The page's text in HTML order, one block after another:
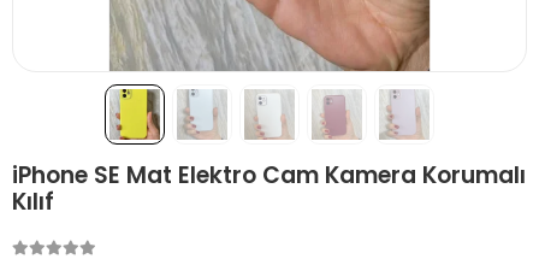
iPhone SE Mat Elektro Cam Kamera Korumalı
Kılıf